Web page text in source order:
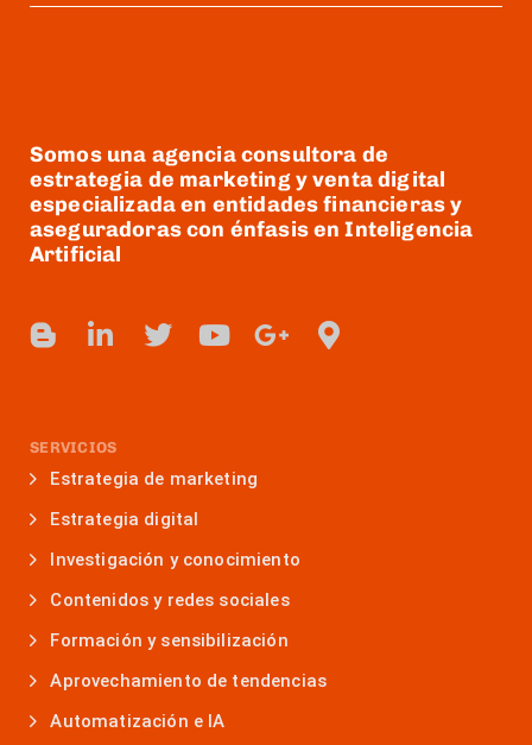
Somos una agencia consultora de
estrategia de marketing y venta digital
especializada en entidades financieras y
aseguradoras con énfasis en Inteligencia
Artificial
SERVICIOS
Estrategia de marketing
Estrategia digital
Investigación y conocimiento
Contenidos y redes sociales
Formación y sensibilización
Aprovechamiento de tendencias
Automatización e IA